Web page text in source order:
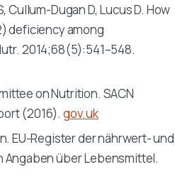
Cullum-Dugan D, Lucus D. How
deficiency among
. 2014;68(5):541–548.
on Nutrition. SACN
(2016). gov.uk
EU-Register der nährwert- und
über Lebensmittel.